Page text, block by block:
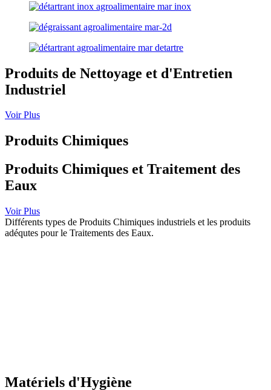
Produits de Nettoyage et d'Entretien
Industriel
Voir Plus
Produits Chimiques
Produits Chimiques et Traitement des
Eaux
Voir Plus
Différents types de Produits Chimiques industriels et les produits
adéqutes pour le Traitements des Eaux.
Matériels d'Hygiène